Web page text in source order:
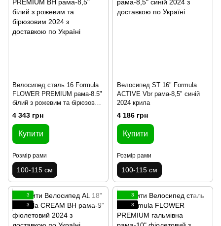
Велосипед сталь 16 Formula
FLOWER PREMIUM рама-8.5"
білий з рожевим та бірюзовим
з багажником для ля
4 343 грн
Купити
Розмір рами
100-115 см
Велосипед ST 16" Formula
ACTIVE Vbr рама-8,5" синій
2024 крила
4 186 грн
Купити
Розмір рами
100-115 см
3
3
3
3